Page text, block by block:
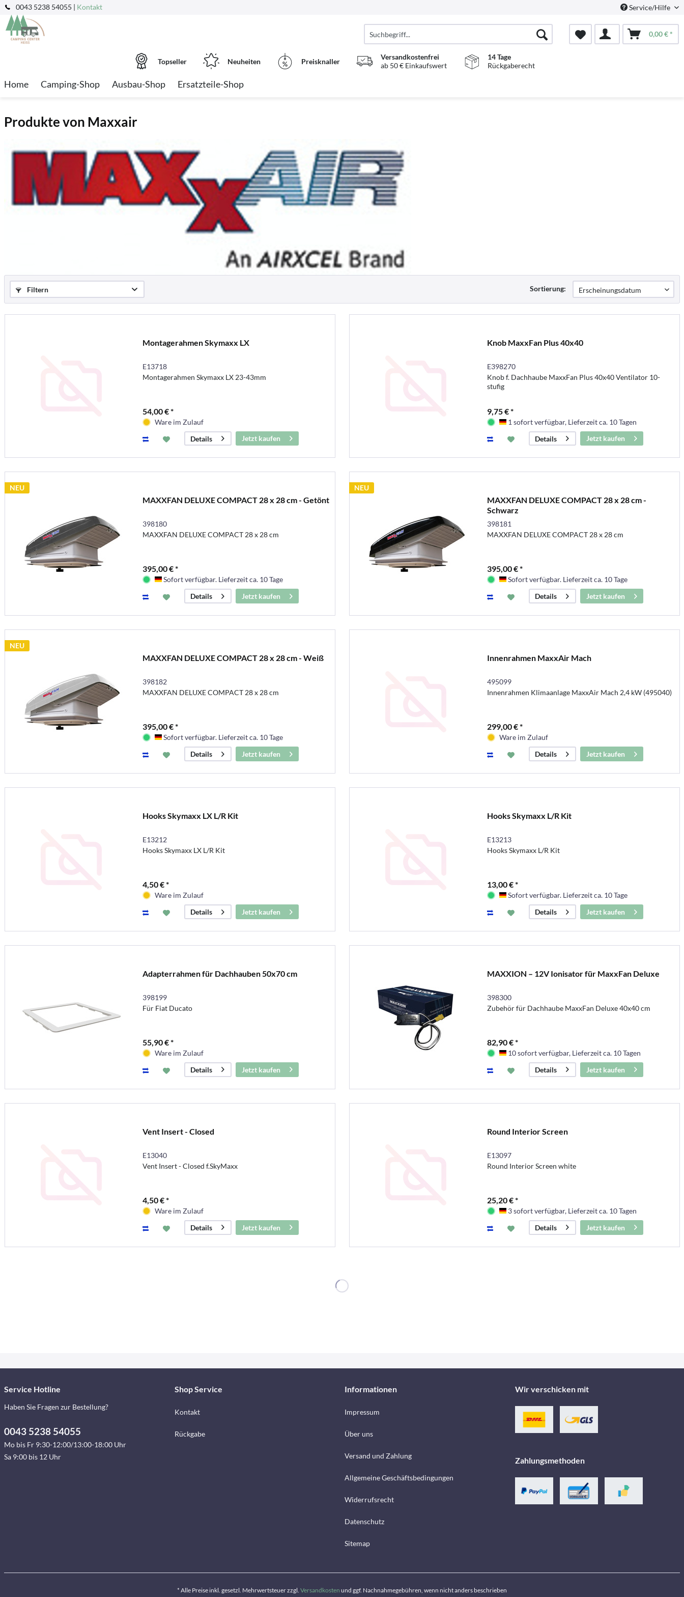
0043 5238 54055 | Kontakt Service/Hilfe
0,00 € *
Topseller Neuheiten Preisknaller
Versandkostenfrei
ab 50 € Einkaufswert
14 Tage
Rückgaberecht
Home Camping-Shop Ausbau-Shop Ersatzteile-Shop
Produkte von Maxxair
Filtern Sortierung:
Montagerahmen Skymaxx LX
E13718
Montagerahmen Skymaxx LX 23-43mm
54,00 € *
Ware im Zulauf
Details
Jetzt kaufen
Knob MaxxFan Plus 40x40
E398270
Knob f. Dachhaube MaxxFan Plus 40x40 Ventilator 10-
stufig
9,75 € *
Deutschland
1 sofort verfügbar, Lieferzeit ca. 10 Tagen
Details
Jetzt kaufen
NEU
MAXXFAN DELUXE COMPACT 28 x 28 cm - Getönt
398180
MAXXFAN DELUXE COMPACT 28 x 28 cm
395,00 € *
Deutschland
Sofort verfügbar. Lieferzeit ca. 10 Tage
Details
Jetzt kaufen
NEU
MAXXFAN DELUXE COMPACT 28 x 28 cm -
Schwarz
398181
MAXXFAN DELUXE COMPACT 28 x 28 cm
395,00 € *
Deutschland
Sofort verfügbar. Lieferzeit ca. 10 Tage
Details
Jetzt kaufen
NEU
MAXXFAN DELUXE COMPACT 28 x 28 cm - Weiß
398182
MAXXFAN DELUXE COMPACT 28 x 28 cm
395,00 € *
Deutschland
Sofort verfügbar. Lieferzeit ca. 10 Tage
Details
Jetzt kaufen
Innenrahmen MaxxAir Mach
495099
Innenrahmen Klimaanlage MaxxAir Mach 2,4 kW (495040)
299,00 € *
Ware im Zulauf
Details
Jetzt kaufen
Hooks Skymaxx LX L/R Kit
E13212
Hooks Skymaxx LX L/R Kit
4,50 € *
Ware im Zulauf
Details
Jetzt kaufen
Hooks Skymaxx L/R Kit
E13213
Hooks Skymaxx L/R Kit
13,00 € *
Deutschland
Sofort verfügbar. Lieferzeit ca. 10 Tage
Details
Jetzt kaufen
Adapterrahmen für Dachhauben 50x70 cm
398199
Für Fiat Ducato
55,90 € *
Ware im Zulauf
Details
Jetzt kaufen
MAXXION – 12V Ionisator für MaxxFan Deluxe
398300
Zubehör für Dachhaube MaxxFan Deluxe 40x40 cm
82,90 € *
Deutschland
10 sofort verfügbar, Lieferzeit ca. 10 Tagen
Details
Jetzt kaufen
Vent Insert - Closed
E13040
Vent Insert - Closed f.SkyMaxx
4,50 € *
Ware im Zulauf
Details
Jetzt kaufen
Round Interior Screen
E13097
Round Interior Screen white
25,20 € *
Deutschland
3 sofort verfügbar, Lieferzeit ca. 10 Tagen
Details
Jetzt kaufen
Service Hotline
Haben Sie Fragen zur Bestellung?
0043 5238 54055
Mo bis Fr 9:30-12:00/13:00-18:00 Uhr
Sa 9:00 bis 12 Uhr
Shop Service
Kontakt
Rückgabe
Informationen
Impressum
Über uns
Versand und Zahlung
Allgemeine Geschäftsbedingungen
Widerrufsrecht
Datenschutz
Sitemap
Wir verschicken mit
Zahlungsmethoden
* Alle Preise inkl. gesetzl. Mehrwertsteuer zzgl. Versandkosten und ggf. Nachnahmegebühren, wenn nicht anders beschrieben